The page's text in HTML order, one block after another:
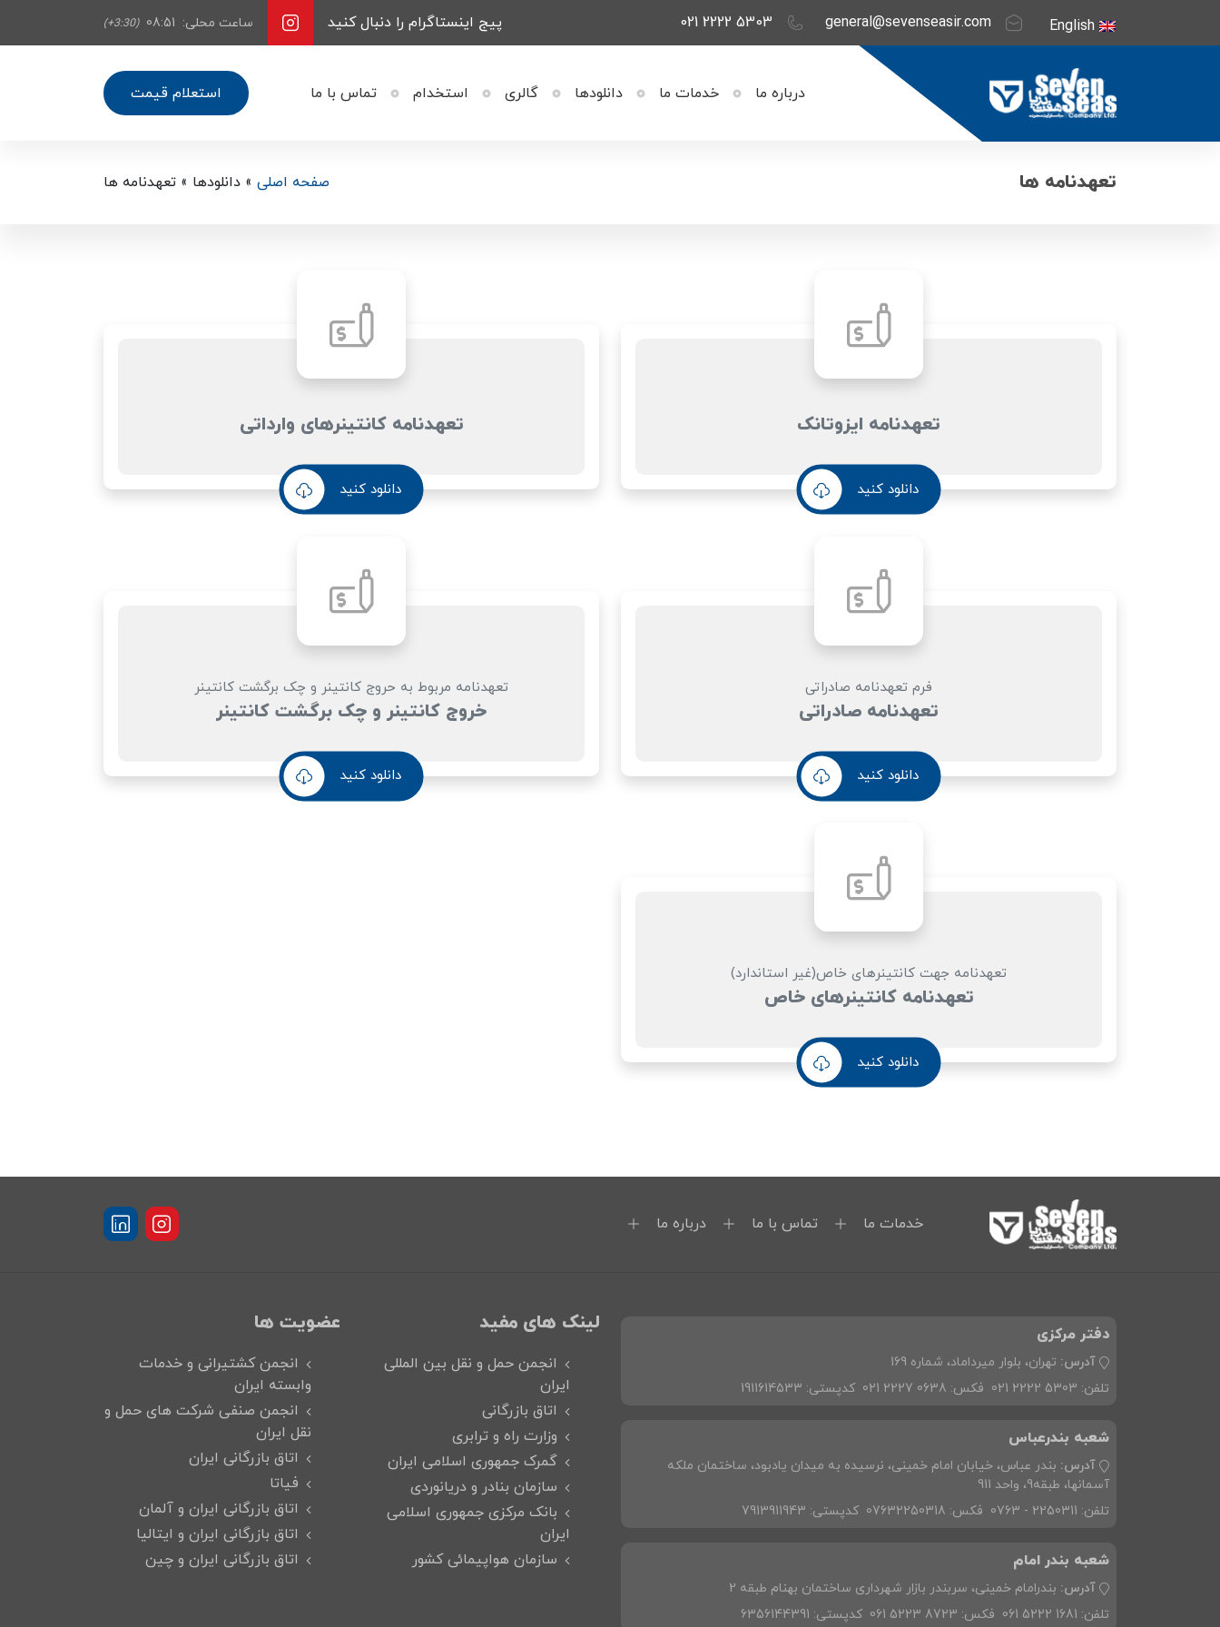
English
general@sevenseasir.com
021 2222 5303 پیج اینستاگرام را دنبال کنید ساعت محلی: 08:51
(+3:30)
درباره ما خدمات ما دانلودها گالری استخدام تماس با ما استعلام قیمت
تعهدنامه ها صفحه اصلی » دانلودها » تعهدنامه ها
تعهدنامه ایزوتانک
دانلود کنید
تعهدنامه کانتینرهای وارداتی
دانلود کنید
فرم تعهدنامه صادراتی
تعهدنامه صادراتی
دانلود کنید
تعهدنامه مربوط به حروج کانتینر و چک برگشت کانتینر
خروج کانتینر و چک برگشت کانتینر
دانلود کنید
تعهدنامه جهت کانتینرهای خاص(غیر استاندارد)
تعهدنامه کانتینرهای خاص
دانلود کنید
خدمات ما تماس با ما درباره ما
دفتر مرکزی
آدرس: تهران، بلوار میرداماد، شماره 169
تلفن: 021 2222 5303 فکس: 021 2227 0638 کدپستی: 1911614533
شعبه بندرعباس
آدرس: بندر عباس، خیابان امام خمینی، نرسیده به میدان یادبود، ساختمان ملکه
آسمانها، طبقه9، واحد 911
تلفن: 0763 - 2250311 فکس: 07632250318 کدپستی: 7913911943
شعبه بندر امام
آدرس: بندرامام خمینی، سربندر بازار شهرداری ساختمان بهنام طبقه 2
تلفن: 061 5222 1681 فکس: 061 5223 8723 کدپستی: 6356144391
لینک های مفید
انجمن حمل و نقل بین المللی
ایران
اتاق بازرگانی
وزارت راه و ترابری
گمرک جمهوری اسلامی ایران
سازمان بنادر و دریانوردی
بانک مرکزی جمهوری اسلامی
ایران
سازمان هواپیمائی کشور
عضویت ها
انجمن کشتیرانی و خدمات
وابسته ایران
انجمن صنفی شرکت های حمل و
نقل ایران
اتاق بازرگانی ایران
فیاتا
اتاق بازرگانی ایران و آلمان
اتاق بازرگانی ایران و ایتالیا
اتاق بازرگانی ایران و چین